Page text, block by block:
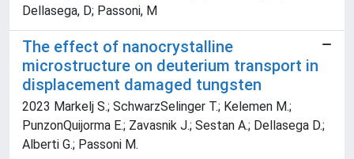
Dellasega, D; Passoni, M
The effect of nanocrystalline
microstructure on deuterium transport in
displacement damaged tungsten
2023 Markelj S.; SchwarzSelinger T.; Kelemen M.;
PunzonQuijorma E.; Zavasnik J.; Sestan A.; Dellasega D.;
Alberti G.; Passoni M.